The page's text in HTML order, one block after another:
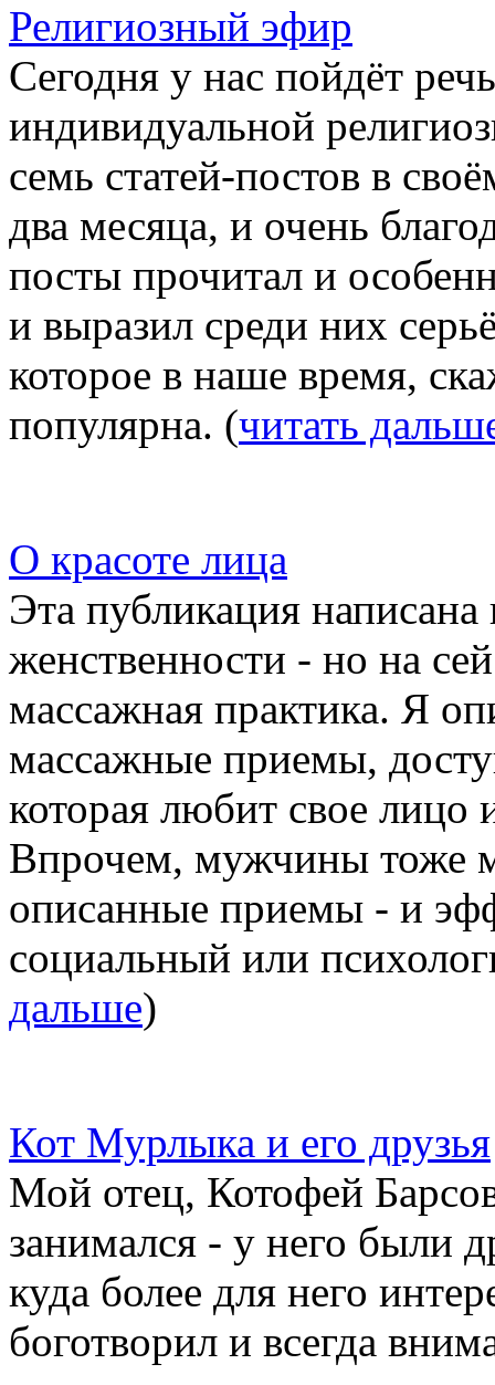
Религиозный эфир
Сегодня у нас пойдёт
индивидуальной
семь статей-постов в
два месяца, и очень
посты прочитал и
и выразил среди них
которое в наше время,
популярна. (читать
О красоте лица
Эта публикация
женственности - но на
массажная практика. Я
массажные приемы,
которая любит свое лицо
Впрочем, мужчины тоже
описанные приемы - и
социальный или
дальше)
Кот Мурлыка и его друзья
Мой отец, Котофей
занимался - у него были
куда более для него
боготворил и всегда